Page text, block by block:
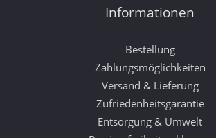
Informationen
Bestellung
Zahlungsmöglichkeiten
Versand & Lieferung
Zufriedenheitsgarantie
Entsorgung & Umwelt